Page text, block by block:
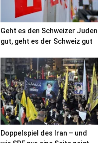
Geht es den Schweizer Juden
gut, geht es der Schweiz gut
Doppelspiel des Iran – und